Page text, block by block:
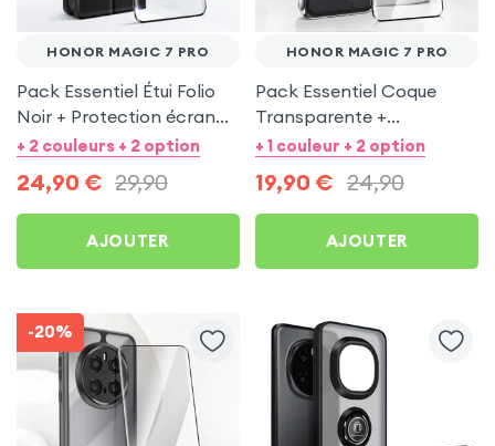
HONOR MAGIC 7 PRO
Pack Essentiel Étui Folio
Noir + Protection écran
pour Honor Magic 7 Pro
+ 2 couleurs + 2 option
24,90 € 29,90
AJOUTER
HONOR MAGIC 7 PRO
Pack Essentiel Coque
Transparente +
Protection écran pour
+ 1 couleur + 2 option
19,90 € 24,90
AJOUTER
-20%